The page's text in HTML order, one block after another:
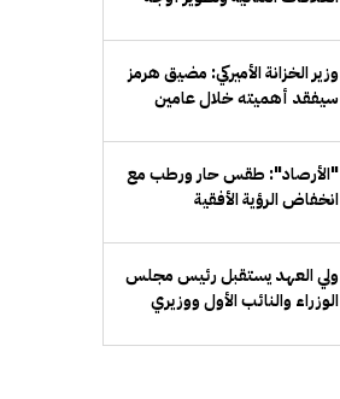
سيفقد أهميته خلال عامين
"الأرصاد": طقس حار ورطب مع
انخفاض الرؤية الأفقية
ولي العهد يستقبل رئيس مجلس
الوزراء والنائب الأول ووزيري